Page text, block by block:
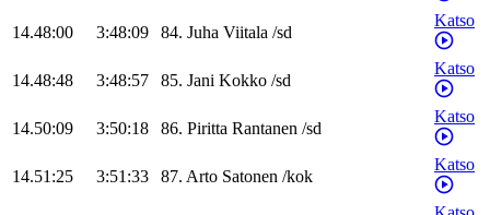
14.48:00 3:48:09 84. Juha Viitala /sd
Katso
14.48:48 3:48:57 85. Jani Kokko /sd
Katso
14.50:09 3:50:18 86. Piritta Rantanen /sd
Katso
14.51:25 3:51:33 87. Arto Satonen /kok
Katso